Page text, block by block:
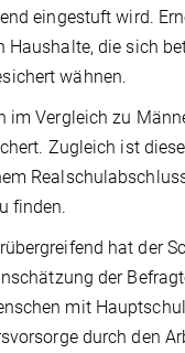
eingestuft wird.
Haushalte, die sich
wähnen.
im Vergleich zu
Zugleich ist
finden.
hat der
der
mit
durch den